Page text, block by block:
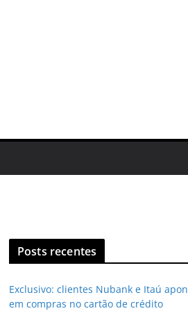
Posts recentes
Exclusivo: clientes Nubank e Itaú
em compras no cartão de crédito